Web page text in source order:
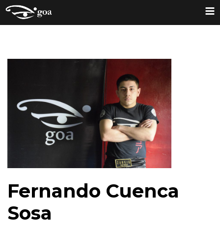
Fernando Cuenca
Sosa